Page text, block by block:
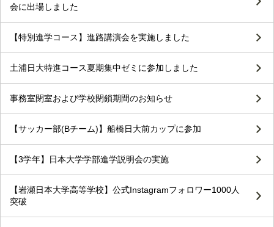
会に出場しました
【特別進学コース】進路講演会を実施しました
土浦日大特進コース夏期集中ゼミに参加しました
事務室閉室および学校閉鎖期間のお知らせ
【サッカー部(Bチーム)】船橋日大前カップに参加
【3学年】日本大学学部進学説明会の実施
【岩瀬日本大学高等学校】公式Instagramフォロワー1000人
突破